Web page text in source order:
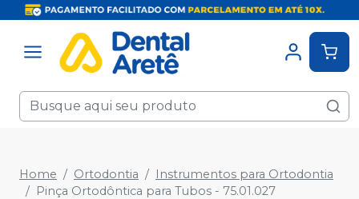
Home Ortodontia
Instrumentos para Ortodontia
Pinça Ortodôntica para Tubos - 75.01.027